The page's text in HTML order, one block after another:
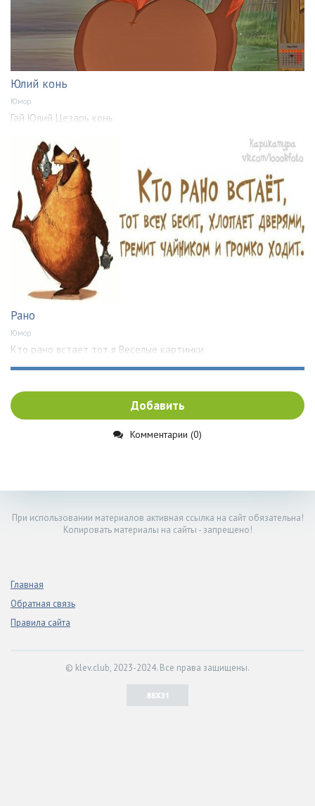
Юлий конь
Юмор
Гай Юлий Цезарь конь
Рано
Юмор
Кто рано встает тот я Веселые картинки
Добавить
Комментарии (0)
При использовании материалов активная ссылка на сайт обязательна!
Копировать материалы на сайты - запрещено!
Главная
Обратная связь
Правила сайта
© klev.club, 2023-2024. Все права защищены.